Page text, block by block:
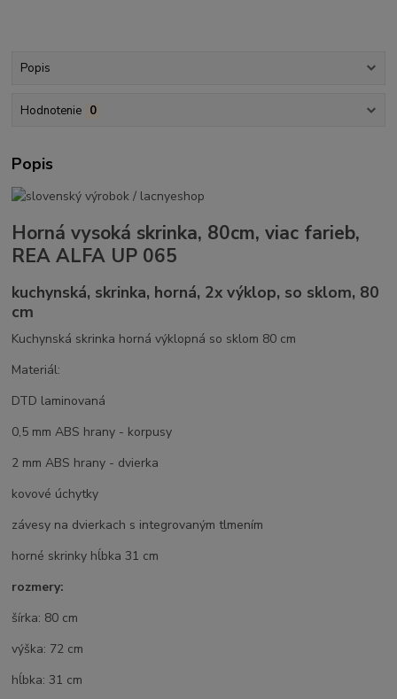
Popis
Hodnotenie 0
Popis
Horná vysoká skrinka, 80cm, viac farieb,
REA ALFA UP 065
kuchynská, skrinka, horná, 2x výklop, so sklom, 80
cm
Kuchynská skrinka horná výklopná so sklom 80 cm
Materiál:
DTD laminovaná
0,5 mm ABS hrany - korpusy
2 mm ABS hrany - dvierka
kovové úchytky
závesy na dvierkach s integrovaným tlmením
horné skrinky hĺbka 31 cm
rozmery:
šírka: 80 cm
výška: 72 cm
hĺbka: 31 cm